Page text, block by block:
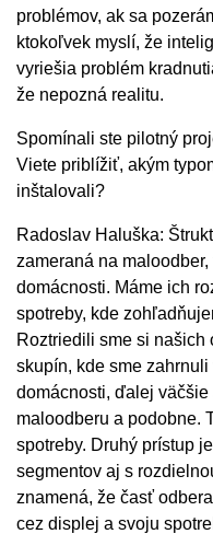
problémov, ak sa
ktokoľvek myslí, že
vyriešia problém
že nepozná realitu.
Spomínali ste pilotný
Viete priblížiť, akým
inštalovali?
Radoslav Haluška:
zameraná na
domácnosti. Máme ich
spotreby, kde
Roztriedili sme si
skupín, kde sme
domácnosti, ďalej
maloodberu a podobne.
spotreby. Druhý prístup
segmentov aj s
znamená, že časť
cez displej a svoju